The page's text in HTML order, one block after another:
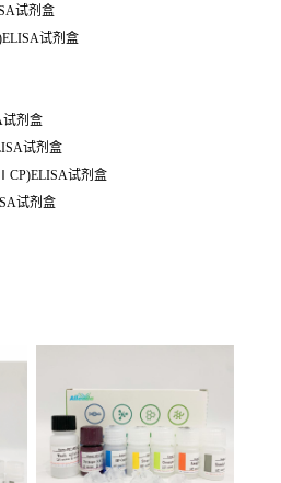
试剂盒
试剂盒
试剂盒
试剂盒
试剂盒
试剂盒